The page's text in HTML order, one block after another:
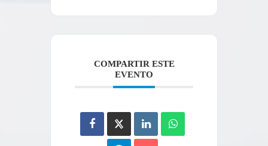
COMPARTIR ESTE
EVENTO